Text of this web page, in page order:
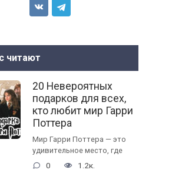
читают
20 Невероятных
подарков для всех,
кто любит мир Гарри
Поттера
Мир Гарри Поттера — это
удивительное место, где
0 1.2к.